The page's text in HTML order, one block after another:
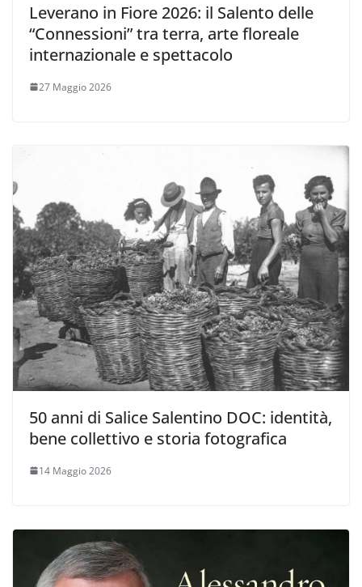
Leverano in Fiore 2026: il Salento delle
“Connessioni” tra terra, arte floreale
internazionale e spettacolo
27 Maggio 2026
50 anni di Salice Salentino DOC: identità,
bene collettivo e storia fotografica
14 Maggio 2026